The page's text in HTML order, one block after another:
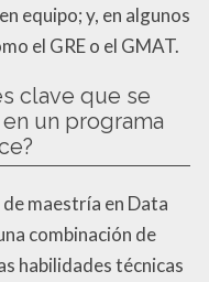
equipo; y, en algunos
el GRE o el GMAT.
clave que se
un programa
maestría en Data
combinación de
habilidades técnicas